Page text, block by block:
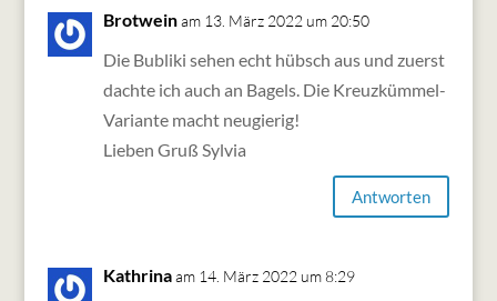
Brotwein am 13. März 2022 um 20:50
Die Bubliki sehen echt hübsch aus und zuerst
dachte ich auch an Bagels. Die Kreuzkümmel-
Variante macht neugierig!
Lieben Gruß Sylvia
Antworten
Kathrina am 14. März 2022 um 8:29